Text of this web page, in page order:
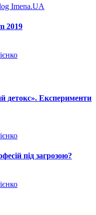
Imena.UA
2019
детокс». Експерименти
під загрозою?